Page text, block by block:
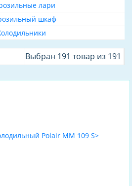
лари
шкаф
Выбран 191 товар из 191